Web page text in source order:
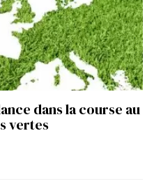
dans la course au
vertes